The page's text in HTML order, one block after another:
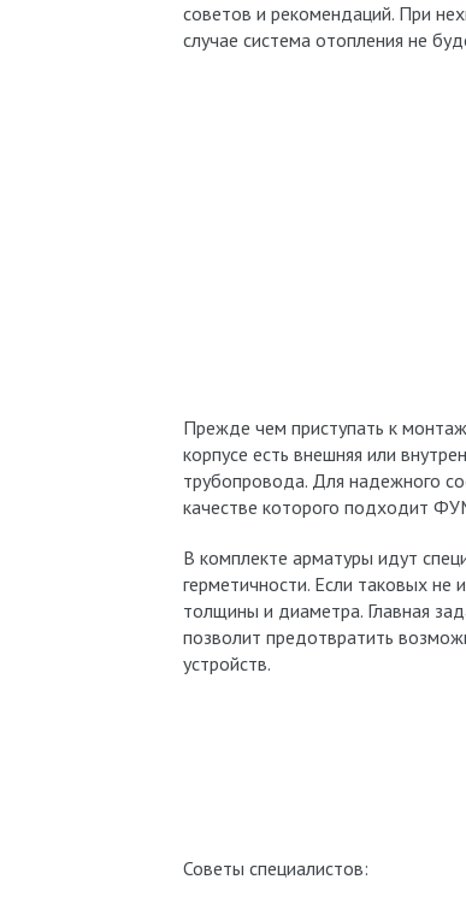
советов и рекомендаций. При
случае система отопления не
Прежде чем приступать к
корпусе есть внешняя или
трубопровода. Для надежного
качестве которого подходит
В комплекте арматуры идут
герметичности. Если таковых не
толщины и диаметра. Главная
позволит предотвратить
устройств.
Советы специалистов: